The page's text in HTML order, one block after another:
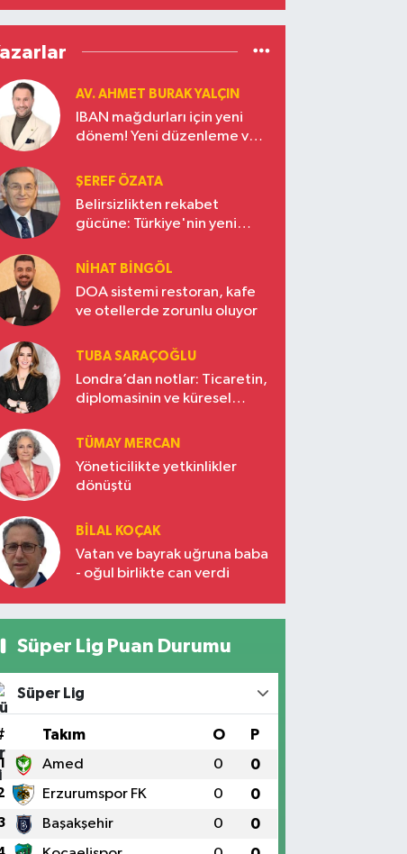
Eriyor
AV. AHMET BURAK YALÇIN
IBAN mağdurları için yeni
dönem! Yeni düzenleme ve
ŞEREF ÖZATA
Belirsizlikten rekabet
gücüne: Türkiye'nin yeni
NIHAT BINGÖL
DOA sistemi restoran, kafe
ve otellerde zorunlu oluyor
TUBA SARAÇOĞLU
Londra’dan notlar: Ticaretin,
diplomasinin ve küresel
Türkiye’nin yükselen gücü
TÜMAY MERCAN
Yöneticilikte yetkinlikler
dönüştü
BILAL KOÇAK
Vatan ve bayrak uğruna baba
- oğul birlikte can verdi
Süper Lig Puan Durumu
Süper Lig
Takım O P
1 Amed 0 0
Erzurumspor FK 0 0
Başakşehir 0 0